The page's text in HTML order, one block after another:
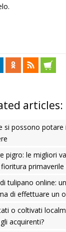
articles:
si possono potare
pigro: le migliori
primaverile
tulipano online:
di effettuare un
o coltivati
acquirenti?